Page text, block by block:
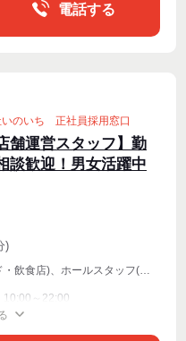
電話する
いのいち 正社員採用窓口
舗運営スタッフ】勤
談歓迎！男女活躍中
)
ールスタッフ(配膳)、キッチンスタッフ
10:00～22:00